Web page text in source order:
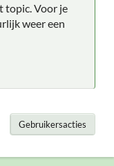
topic. Voor je
weer een
Gebruikersacties